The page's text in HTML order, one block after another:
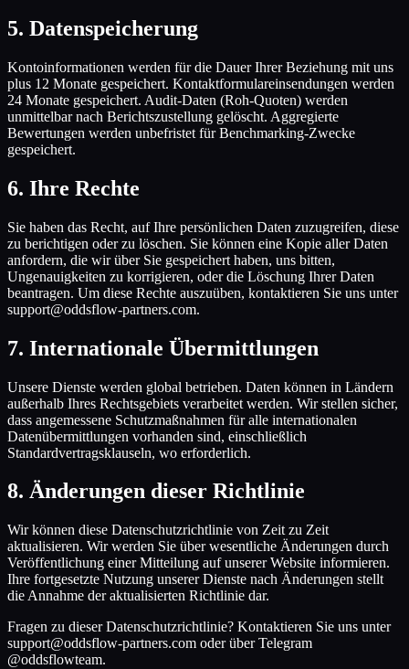
5. Datenspeicherung
Kontoinformationen werden für die Dauer Ihrer Beziehung mit uns
plus 12 Monate gespeichert. Kontaktformulareinsendungen werden
24 Monate gespeichert. Audit-Daten (Roh-Quoten) werden
unmittelbar nach Berichtszustellung gelöscht. Aggregierte
Bewertungen werden unbefristet für Benchmarking-Zwecke
gespeichert.
6. Ihre Rechte
Sie haben das Recht, auf Ihre persönlichen Daten zuzugreifen, diese
zu berichtigen oder zu löschen. Sie können eine Kopie aller Daten
anfordern, die wir über Sie gespeichert haben, uns bitten,
Ungenauigkeiten zu korrigieren, oder die Löschung Ihrer Daten
beantragen. Um diese Rechte auszuüben, kontaktieren Sie uns unter
support@oddsflow-partners.com.
7. Internationale Übermittlungen
Unsere Dienste werden global betrieben. Daten können in Ländern
außerhalb Ihres Rechtsgebiets verarbeitet werden. Wir stellen sicher,
dass angemessene Schutzmaßnahmen für alle internationalen
Datenübermittlungen vorhanden sind, einschließlich
Standardvertragsklauseln, wo erforderlich.
8. Änderungen dieser Richtlinie
Wir können diese Datenschutzrichtlinie von Zeit zu Zeit
aktualisieren. Wir werden Sie über wesentliche Änderungen durch
Veröffentlichung einer Mitteilung auf unserer Website informieren.
Ihre fortgesetzte Nutzung unserer Dienste nach Änderungen stellt
die Annahme der aktualisierten Richtlinie dar.
Fragen zu dieser Datenschutzrichtlinie? Kontaktieren Sie uns unter
support@oddsflow-partners.com oder über Telegram
@oddsflowteam.